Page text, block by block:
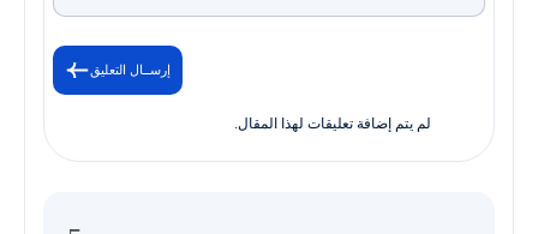
إرســال التعليق
لم يتم إضافة تعليقات لهذا المقال.